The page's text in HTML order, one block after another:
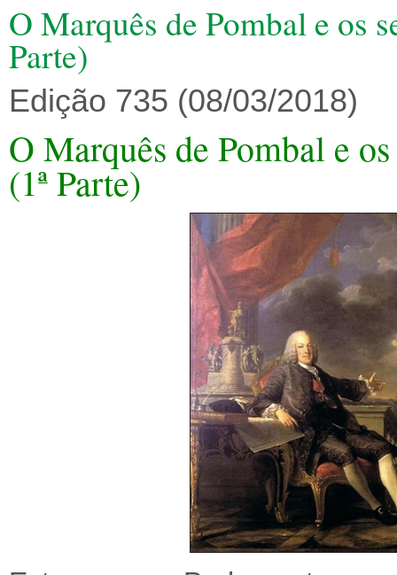
O Marquês de Pombal e os
Parte)
Edição 735 (08/03/2018)
O Marquês de Pombal e
(1ª Parte)